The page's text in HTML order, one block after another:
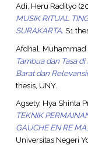
Adi, Heru Radityo
MUSIK RITUAL
SURAKARTA. S1
Afdhal, Muhammad
Tambua dan Tasa
Barat dan
thesis, UNY.
Agsety, Hya Shinta
TEKNIK
GAUCHE EN RE
Universitas Negeri